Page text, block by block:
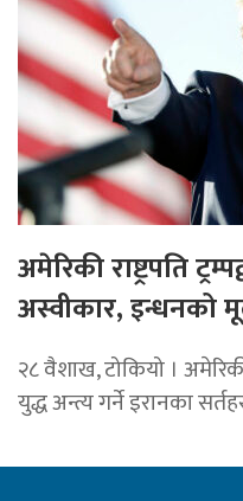
अमेरिकी राष्ट्रपति
अस्वीकार, इन्धनको
२८ वैशाख, टोकियो । अमेरिकी
युद्ध अन्त्य गर्ने इरानका